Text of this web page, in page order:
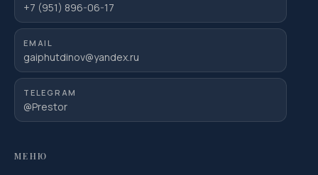
+7 (951) 896-06-17
EMAIL
gaiphutdinov@yandex.ru
TELEGRAM
@Prestor
МЕНЮ